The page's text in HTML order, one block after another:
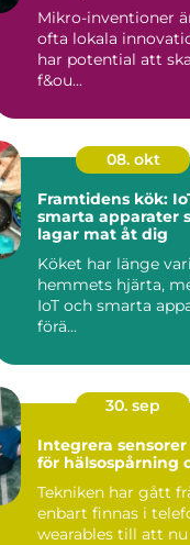
Mikro-inventioner
ofta lokala
har potential att
f&ou...
08. okt
Framtidens kök:
smarta apparater
lagar mat åt dig
Köket har länge
hemmets hjärta,
IoT och smarta
förä...
30. sep
Integrera
för hälsospårning
Tekniken har gått
enbart finnas i
wearables till att